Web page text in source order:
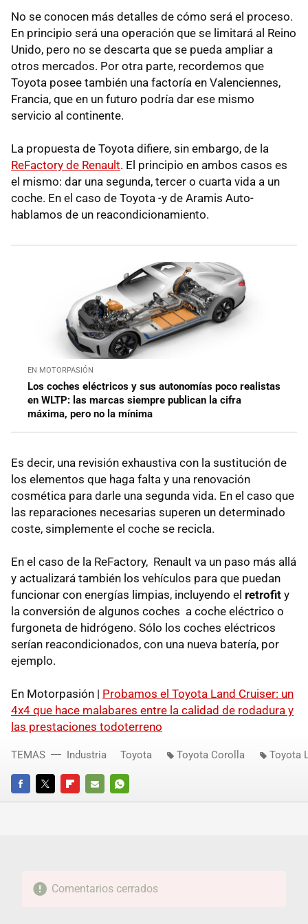
No se conocen más detalles de cómo será el proceso.
En principio será una operación que se limitará al Reino
Unido, pero no se descarta que se pueda ampliar a
otros mercados. Por otra parte, recordemos que
Toyota posee también una factoría en Valenciennes,
Francia, que en un futuro podría dar ese mismo
servicio al continente.
La propuesta de Toyota difiere, sin embargo, de la
ReFactory de Renault. El principio en ambos casos es
el mismo: dar una segunda, tercer o cuarta vida a un
coche. En el caso de Toyota -y de Aramis Auto-
hablamos de un reacondicionamiento.
EN MOTORPASIÓN
Los coches eléctricos y sus autonomías poco realistas
en WLTP: las marcas siempre publican la cifra
máxima, pero no la mínima
Es decir, una revisión exhaustiva con la sustitución de
los elementos que haga falta y una renovación
cosmética para darle una segunda vida. En el caso que
las reparaciones necesarias superen un determinado
coste, simplemente el coche se recicla.
En el caso de la ReFactory, Renault va un paso más allá
y actualizará también los vehículos para que puedan
funcionar con energías limpias, incluyendo el retrofit y
la conversión de algunos coches a coche eléctrico o
furgoneta de hidrógeno. Sólo los coches eléctricos
serían reacondicionados, con una nueva batería, por
ejemplo.
En Motorpasión | Probamos el Toyota Land Cruiser: un
4x4 que hace malabares entre la calidad de rodadura y
las prestaciones todoterreno
FACEBOOKTWITTERFLIPBOARD
E-
WHATSAPP
TEMAS Industria Toyota Toyota Corolla Toyota
Comentarios cerrados